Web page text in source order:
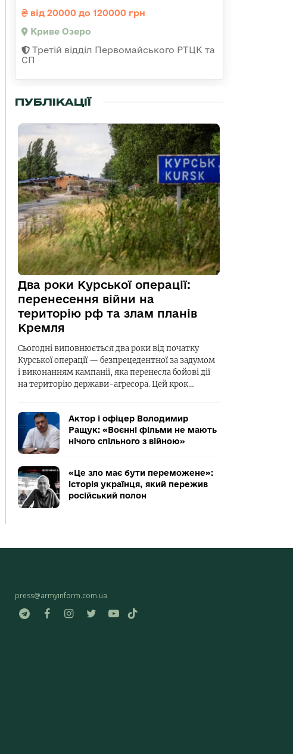
від 20000 до 120000 грн
Криве Озеро
Третій відділ Первомайського РТЦК та
СП
ПУБЛІКАЦІЇ
Два роки Курської операції:
перенесення війни на
територію рф та злам планів
Кремля
Сьогодні виповнюється два роки від початку
Курської операції — безпрецедентної за задумом
і виконанням кампанії, яка перенесла бойові дії
на територію держави-агресора. Цей крок…
Актор і офіцер Володимир
Ращук: «Воєнні фільми не мають
нічого спільного з війною»
«Це зло має бути переможене»:
історія українця, який пережив
російський полон
press@armyinform.com.ua